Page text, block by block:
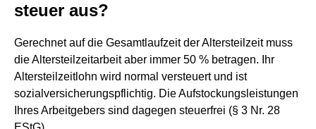
steuer aus?
Gerechnet auf die Gesamtlaufzeit der Altersteilzeit muss
die Altersteilzeitarbeit aber immer 50 % betragen. Ihr
Altersteilzeitlohn wird normal versteuert und ist
sozialversicherungspflichtig. Die Aufstockungsleistungen
Ihres Arbeitgebers sind dagegen steuerfrei (§ 3 Nr. 28